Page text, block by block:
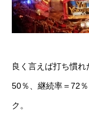
良く言えば打ち慣
50％、継続率＝72
ク。